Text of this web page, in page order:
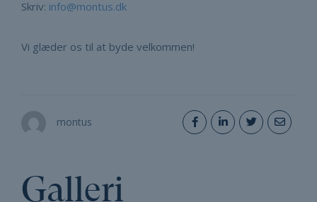
Skriv: info@montus.dk
Vi glæder os til at byde velkommen!
montus
Galleri